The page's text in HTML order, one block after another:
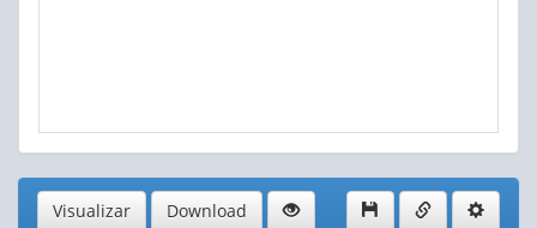
Visualizar Download